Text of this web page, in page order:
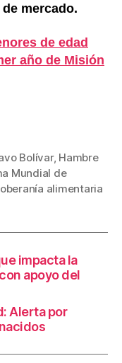
mercado.
de edad
año de Misión
Bolívar, Hambre
Mundial de
alimentaria
impacta la
apoyo del
Alerta por